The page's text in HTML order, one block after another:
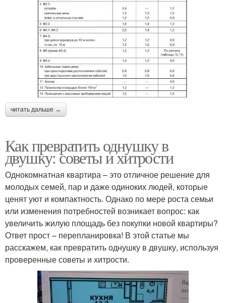
читать дальше →
Как превратить однушку в
двушку: советы и хитрости
Однокомнатная квартира – это отличное решение для
молодых семей, пар и даже одиноких людей, которые
ценят уют и компактность. Однако по мере роста семьи
или изменения потребностей возникает вопрос: как
увеличить жилую площадь без покупки новой квартиры?
Ответ прост – перепланировка! В этой статье мы
расскажем, как превратить однушку в двушку, используя
проверенные советы и хитрости.